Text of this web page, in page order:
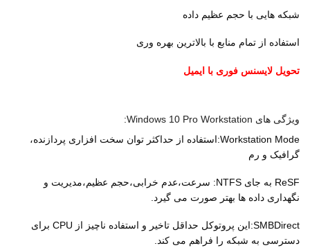
شبکه هایی با حجم عظیم داده
استفاده از تمام منابع با بالاترین بهره وری
تحویل لایسنس فوری با ایمیل
ویژگی های Windows 10 Pro Workstation:
Workstation Mode:استفاده از حداکثر توان سخت افزاری پردازنده،
گرافیک و رم
ReSF به جای NTFS: سرعت،عدم خرابی،حجم عظیم،مدیریت و
نگهداری داده ها بهتر صورت می گیرد.
SMBDirect:این پروتوکل حداقل تاخیر و استفاده ناچیز از CPU برای
دسترسی به شبکه را فراهم می کند.